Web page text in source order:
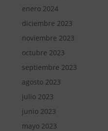
enero 2024
diciembre 2023
noviembre 2023
octubre 2023
septiembre 2023
agosto 2023
julio 2023
junio 2023
mayo 2023